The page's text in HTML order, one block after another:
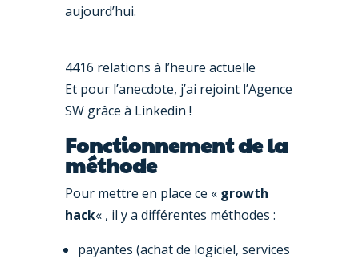
aujourd’hui.
4416 relations à l’heure actuelle
Et pour l’anecdote, j’ai rejoint l’Agence
SW grâce à Linkedin !
Fonctionnement de la
méthode
Pour mettre en place ce « growth
hack« , il y a différentes méthodes :
payantes (achat de logiciel, services